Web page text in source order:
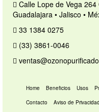
Calle Lope de Vega 264
Guadalajara • Jalisco •
33 1384 0275
(33) 3861-0046
Home Beneficios Usos
Contacto
Aviso de Privacidad